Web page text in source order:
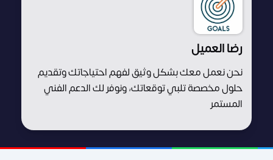
رضا العميل
نحن نعمل معك بشكل وثيق لفهم احتياجاتك وتقديم
حلول مخصصة تلبي توقعاتك، ونوفر لك الدعم الفني
المستمر